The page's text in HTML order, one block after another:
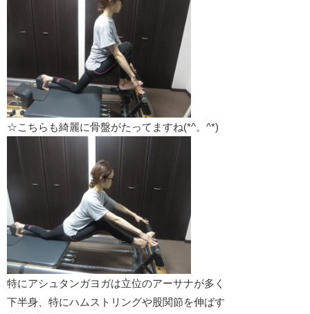
☆こちらも綺麗に骨盤がたってますね(*^。^*)
特にアシュタンガヨガは立位のアーサナが多く
下半身、特にハムストリングや股関節を伸ばす